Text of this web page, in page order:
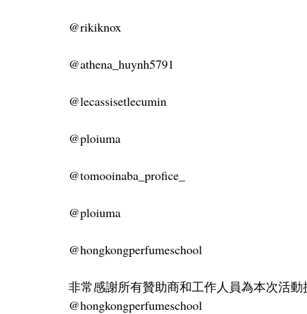
@rikiknox
@athena_huynh5791
@lecassisetlecumin
@ploiuma
@tomooinaba_profice_
@ploiuma
@hongkongperfumeschool
非常感謝所有贊助商和工作人員為本次活
@hongkongperfumeschool